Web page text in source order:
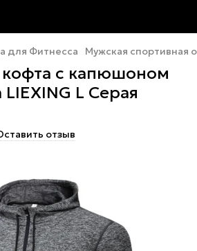
для Фитнесса Мужская спортивная
с капюшоном
L Серая
отзыв